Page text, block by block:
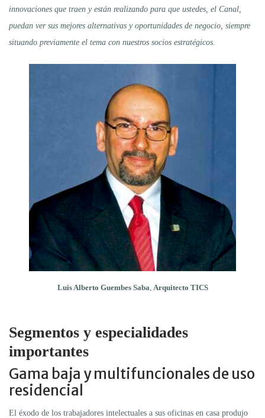
innovaciones que traen y están realizando para que ustedes, el Canal,
puedan ver sus mejores alternativas y oportunidades de negocio, siempre
situando previamente el tema con nuestros socios estratégicos.
Luis Alberto Guembes Saba Arquitecto TICS
Segmentos y especialidades
importantes
Gama baja y multifuncionales de uso
residencial
El éxodo de los trabajadores intelectuales a sus oficinas en casa produjo